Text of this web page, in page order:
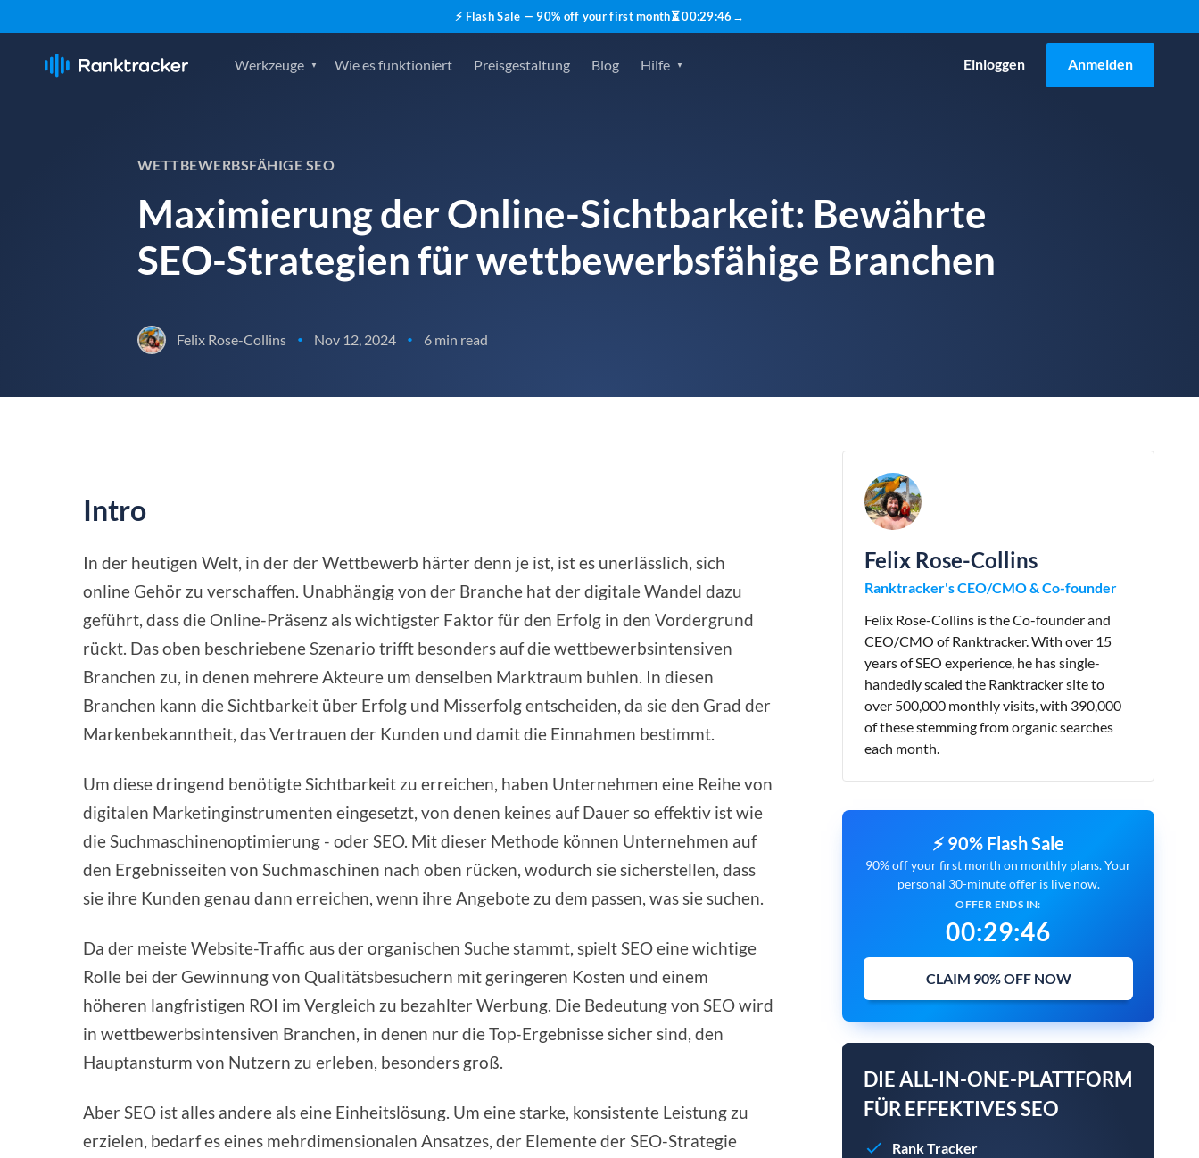
⚡ Flash Sale — 90% off your first month⏳00:29:45 →
Werkzeuge Wie es funktioniert Preisgestaltung Blog Hilfe Einloggen Anmelden
WETTBEWERBSFÄHIGE SEO
Maximierung der Online-Sichtbarkeit: Bewährte
SEO-Strategien für wettbewerbsfähige Branchen
Felix Rose-Collins • Nov 12, 2024 • 6 min read
Intro
In der heutigen Welt, in der der Wettbewerb härter denn je ist, ist es unerlässlich, sich
online Gehör zu verschaffen. Unabhängig von der Branche hat der digitale Wandel dazu
geführt, dass die Online-Präsenz als wichtigster Faktor für den Erfolg in den Vordergrund
rückt. Das oben beschriebene Szenario trifft besonders auf die wettbewerbsintensiven
Branchen zu, in denen mehrere Akteure um denselben Marktraum buhlen. In diesen
Branchen kann die Sichtbarkeit über Erfolg und Misserfolg entscheiden, da sie den Grad der
Markenbekanntheit, das Vertrauen der Kunden und damit die Einnahmen bestimmt.
Um diese dringend benötigte Sichtbarkeit zu erreichen, haben Unternehmen eine Reihe von
digitalen Marketinginstrumenten eingesetzt, von denen keines auf Dauer so effektiv ist wie
die Suchmaschinenoptimierung - oder SEO. Mit dieser Methode können Unternehmen auf
den Ergebnisseiten von Suchmaschinen nach oben rücken, wodurch sie sicherstellen, dass
sie ihre Kunden genau dann erreichen, wenn ihre Angebote zu dem passen, was sie suchen.
Da der meiste Website-Traffic aus der organischen Suche stammt, spielt SEO eine wichtige
Rolle bei der Gewinnung von Qualitätsbesuchern mit geringeren Kosten und einem
höheren langfristigen ROI im Vergleich zu bezahlter Werbung. Die Bedeutung von SEO wird
in wettbewerbsintensiven Branchen, in denen nur die Top-Ergebnisse sicher sind, den
Hauptansturm von Nutzern zu erleben, besonders groß.
Aber SEO ist alles andere als eine Einheitslösung. Um eine starke, konsistente Leistung zu
erzielen, bedarf es eines mehrdimensionalen Ansatzes, der Elemente der SEO-Strategie
Felix Rose-Collins
Ranktracker's CEO/CMO & Co-founder
Felix Rose-Collins is the Co-founder and
CEO/CMO of Ranktracker. With over 15
years of SEO experience, he has single-
handedly scaled the Ranktracker site to
over 500,000 monthly visits, with 390,000
of these stemming from organic searches
each month.
⚡ 90% Flash Sale
90% off your first month on monthly plans. Your
personal 30-minute offer is live now.
OFFER ENDS IN:
00:29:45
CLAIM 90% OFF NOW
DIE ALL-IN-ONE-PLATTFORM
FÜR EFFEKTIVES SEO
Rank Tracker